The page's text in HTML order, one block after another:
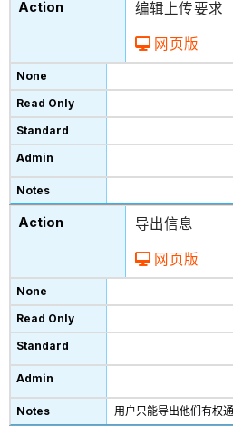
编辑上传要求
网页版
导出信息
网页版
用户只能导出他们有权